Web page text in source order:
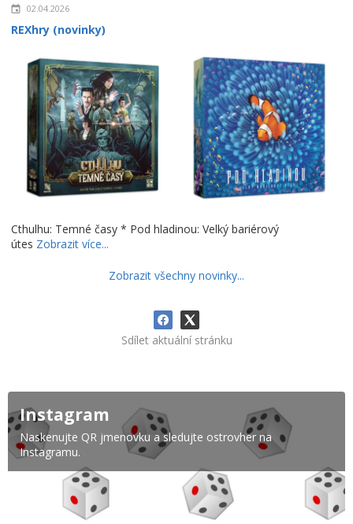
02.04.2026
REXhry (novinky)
Cthulhu: Temné časy * Pod hladinou: Velký bariérový
útes Zobrazit více...
Zobrazit všechny novinky...
Sdílet aktuální stránku
Instagram
Naskenujte QR jmenovku a sledujte ostrovher na
Instagramu.